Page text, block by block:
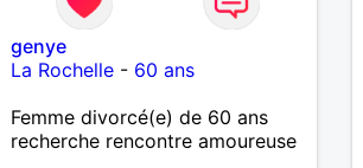
genye
La Rochelle- 60 ans
Femme divorcé(e) de 60 ans
recherche rencontre amoureuse